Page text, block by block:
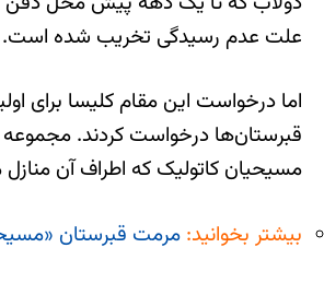
علت عدم رسیدگی تخریب شده است.
اما درخواست این مقام کلیسا برای
قبرستان‌ها درخواست کردند. مجموعه
مسیحیان کاتولیک که اطراف آن
بیشتر بخوانید: مرمت قبرستان